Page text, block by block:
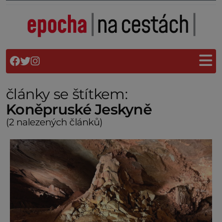
články se štítkem:
Koněpruské Jeskyně
(2 nalezených článků)